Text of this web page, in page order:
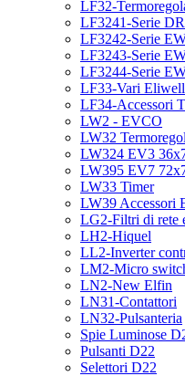
LF32-
LF3241-Serie
LF3242-Serie
LF3243-Serie
LF3244-Serie
LF33-Vari Eliwell
LF34-Accessori
LW2 - EVCO
LW32
LW324 EV3
LW395 EV7
LW33 Timer
LW39 Accessori
LG2-Filtri di rete
LH2-Hiquel
LL2-Inverter
LM2-Micro
LN2-New Elfin
LN31-Contattori
LN32-Pulsanteria
Spie Luminose
Pulsanti D22
Selettori D22